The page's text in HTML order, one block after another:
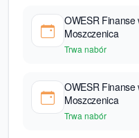
OWESR Finanse
Moszczenica
Trwa nabór
OWESR Finanse
Moszczenica
Trwa nabór